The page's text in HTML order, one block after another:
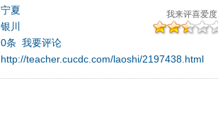
我来评喜爱度
宁夏
银川
0条 我要评论
http://teacher.cucdc.com/laoshi/2197438.html